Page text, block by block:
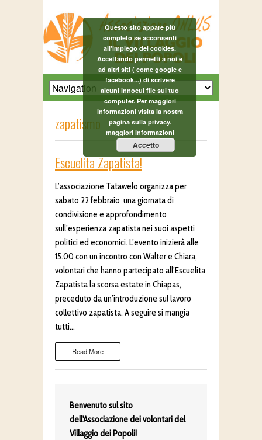
zapatismo
Escuelita Zapatista!
L’associazione Tatawelo organizza per
sabato 22 febbraio una giornata di
condivisione e approfondimento
sull’esperienza zapatista nei suoi aspetti
politici ed economici. L’evento inizierà alle
15.00 con un incontro con Walter e Chiara,
volontari che hanno partecipato all’Escuelita
Zapatista la scorsa estate in Chiapas,
preceduto da un’introduzione sul lavoro
collettivo zapatista. A seguire si mangia
tutti…
Read More
Benvenuto sul sito
dell'Associazione dei volontari del
Villaggio dei Popoli!
Questo sito appare più
completo se acconsenti
all'impiego dei cookies.
Accettando permetti a noi e
ad altri siti ( come google e
facebook...) di scrivere
alcuni innocui file sul tuo
computer. Per maggiori
informazioni visita la nostra
pagina sulla privacy.
maggiori informazioni
Accetto